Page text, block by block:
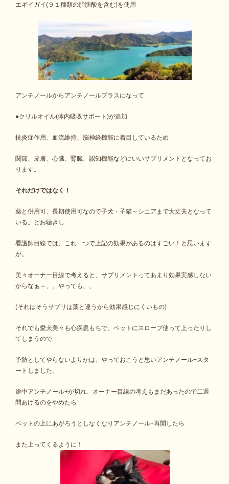
エギイガイ(９１種類の脂肪酸を含む)を使用
アンチノールからアンチノールプラスになって
●クリルオイル(体内吸収サポート)が追加
抗炎症作用、血流維持、脳神経機能に着目しているため
関節、皮膚、心臓、腎臓、認知機能などにいいサプリメントとなってお
ります。
それだけではなく！
薬と併用可、長期使用可なので子犬・子猫～シニアまで大丈夫となって
いる。とお聴きし
看護師目線では、これ一つで上記の効果があるのはすごい！と思います
が。
美々オーナー目線で考えると、サプリメントってあまり効果実感しない
からなぁ～、、やっても、、
(それはそうサプリは薬と違うから効果感じにくいもの)
それでも愛犬美々も心疾患もちで、ベットにスロープ使って上ったりし
てしまうので
予防としてやらないよりかは、やっておこうと思いアンチノール+スタ
ートしました。
途中アンチノール+が切れ、オーナー目線の考えもまだあったので二週
間あげるのをやめたら
ベットの上にあがろうとしなくなりアンチノール+再開したら
また上ってくるように！